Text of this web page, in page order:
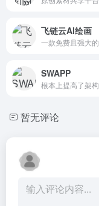
飞链云AI绘画
SWAPP
暂无评论